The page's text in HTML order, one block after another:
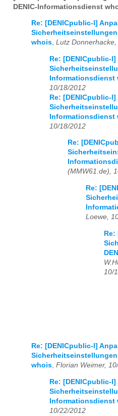
DENIC-Informationsdienst
Re: [DENICpublic-l]
whois, Lutz
Re: [DENICpublic-
Informationsdienst
10/18/2012
Re: [DENICpublic-
Informationsdienst
10/18/2012
Re:
(MMW61.de),
Re:
Loewe,
Re:
10/
Re: [DENICpublic-l]
whois, Florian Weimer,
Re: [DENICpublic-
Informationsdienst
10/22/2012